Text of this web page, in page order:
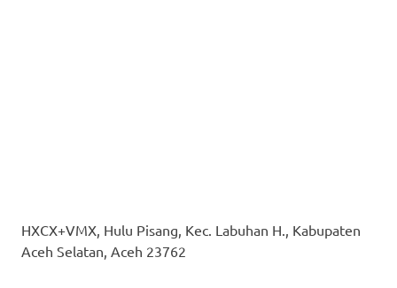
HXCX+VMX, Hulu Pisang, Kec. Labuhan H., Kabupaten
Aceh Selatan, Aceh 23762